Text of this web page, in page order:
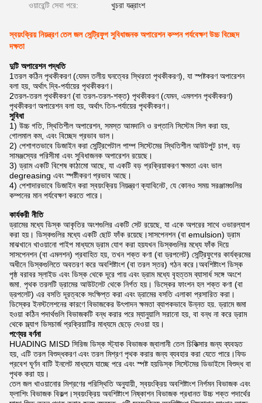
ওয়ারেন্টি সেবা পরে: খুচরা যন্ত্রাংশ
স্বয়ংক্রিয় নিয়ন্ত্রণ তেল জল সেন্ট্রিফুগ সুবিধাজনক অপারেশন কম্পন পর্যবেক্ষণ উচ্চ বিচ্ছেদ
দক্ষতা
দুটি অপারেশন পদ্ধতি
1তরল কঠিন পৃথকীকরণ (যেমন তলীয় ঘনত্বের স্থিরতা পৃথকীকরণ), যা স্পষ্টকরণ অপারেশন
বলা হয়, অর্থাৎ দ্বি-পর্যায়ের পৃথকীকরণ।
2তরল-তরল পৃথকীকরণ (বা তরল-তরল-শক্ত) পৃথকীকরণ (যেমন, এমলশন পৃথকীকরণ)
পৃথকীকরণ অপারেশন বলা হয়, অর্থাৎ তিন-পর্যায়ের পৃথকীকরণ।
সুবিধা
1) উচ্চ গতি, স্থিতিশীল অপারেশন, সমস্ত আমদানি ও রপ্তানি সিস্টেম সিল করা হয়,
গোলমাল কম, এবং বিচ্ছেদ প্রভাব ভাল।
2) পেশাগতভাবে ডিজাইন করা সেন্ট্রিপেটাল পাম্প সিস্টেমের স্থিতিশীল আউটপুট চাপ, বড়
সামঞ্জস্যের পরিসীমা এবং সুবিধাজনক অপারেশন রয়েছে।
3) ড্রাম একটি বিশেষ কাঠামো আছে, যা একটি বড় প্রক্রিয়াকরণ ক্ষমতা এবং ভাল
degreasing এবং স্পষ্টীকরণ প্রভাব আছে।
4) পেশাদারভাবে ডিজাইন করা স্বয়ংক্রিয় নিয়ন্ত্রণ ক্যাবিনেট, যে কোনও সময় সরঞ্জামগুলির
কম্পনের মান পর্যবেক্ষণ করতে পারে।
কার্যকরী নীতি
ড্রামের মধ্যে ডিস্ক আকৃতির অংশগুলির একটি সেট রয়েছে, যা একে অপরের সাথে ওভারল্যাপ
করা হয়। ডিস্কগুলির মধ্যে একটি ছোট ফাঁক রয়েছে।সাসপেনশন (বা emulsion) ড্রাম
মাঝখানে খাওয়ানো পাইপ মাধ্যমে ড্রাম যোগ করা হয়যখন ডিস্কগুলির মধ্যে ফাঁক দিয়ে
সাসপেনশন (বা এমলশন) প্রবাহিত হয়, তখন শক্ত কণা (বা ড্রপলেট) সেন্ট্রিফুগের কার্যক্রমের
অধীনে ডিস্কগুলিতে অবতরণ করে অবশিষ্টাংশ (বা তরল স্তর) গঠন করে।অবশিষ্টাংশ ডিস্ক
পৃষ্ঠ বরাবর স্লাইড এবং ডিস্ক থেকে দূরে পায় এবং ড্রাম মধ্যে বৃহত্তম ব্যাসার্ধ সঙ্গে অংশে
জমা. পৃথক তরলটি ড্রামের আউটলেট থেকে নির্গত হয়। ডিস্কের ফাংশন হল শক্ত কণা (বা
ড্রপলেট) এর বসতি দূরত্বকে সংক্ষিপ্ত করা এবং ড্রামের বসতি এলাকা প্রসারিত করা।
ডিস্কের ইনস্টলেশনের কারণে বিভাজকের উৎপাদন ক্ষমতা ব্যাপকভাবে উন্নত হয়. ড্রামে জমা
হওয়া কঠিন পদার্থগুলি বিভাজকটি বন্ধ করার পরে ম্যানুয়ালি সরানো হয়, বা বন্ধ না করে ড্রাম
থেকে স্ল্যাগ ডিসচার্জ প্রক্রিয়াটির মাধ্যমে ছেড়ে দেওয়া হয়।
পণ্যের বর্ণনা
HUADING MISD সিরিজ ডিস্ক স্ট্যাক বিভাজক জ্বালানী তেল চিকিত্সার জন্য ব্যবহৃত
হয়, এটি তরল বিশুদ্ধকরণ এবং তরল মিশ্রণ পৃথক করার জন্য ব্যবহার করা যেতে পারে।ফিড
প্রবেশ ঘূর্ণন বাটি ইনলেট মাধ্যমে যাচ্ছে পরে এবং স্পষ্ট হয়ডিস্ক সিস্টেমের ডিভাইসে বিশুদ্ধ বা
পৃথক করা হয়।
তেল জল খাওয়ানোর মিশ্রণের পরিস্থিতি অনুযায়ী, স্বয়ংক্রিয় অবশিষ্টাংশ নির্গমন বিভাজক এবং
ফ্লাশিং বিভাজক বিকল্প।স্বয়ংক্রিয় অবশিষ্টাংশ নিষ্কাশন বিভাজক প্রধানত উচ্চ শক্ত পদার্থের